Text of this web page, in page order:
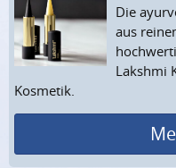
Die
aus
Lakshmi
Kosmetik.